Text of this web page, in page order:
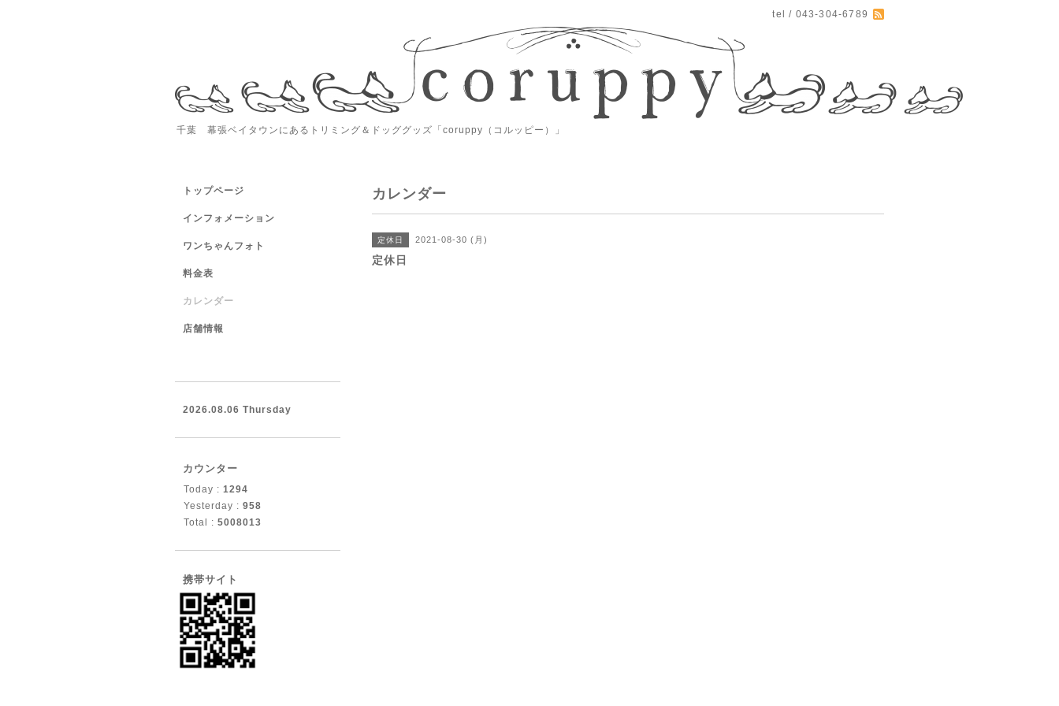
tel / 043-304-6789
千葉 幕張ベイタウンにあるトリミング＆ドッググッズ「coruppy（コルッピー）」
カレンダー
定休日 2021-08-30 (月)
定休日
トップページ
インフォメーション
ワンちゃんフォト
料金表
カレンダー
店舗情報
2026.08.06 Thursday
カウンター
Today : 1294
Yesterday : 958
Total : 5008013
携帯サイト